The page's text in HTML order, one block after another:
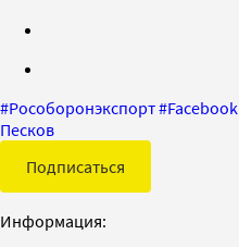
#Рособоронэкспорт#Facebook
Песков
Подписаться
Информация: